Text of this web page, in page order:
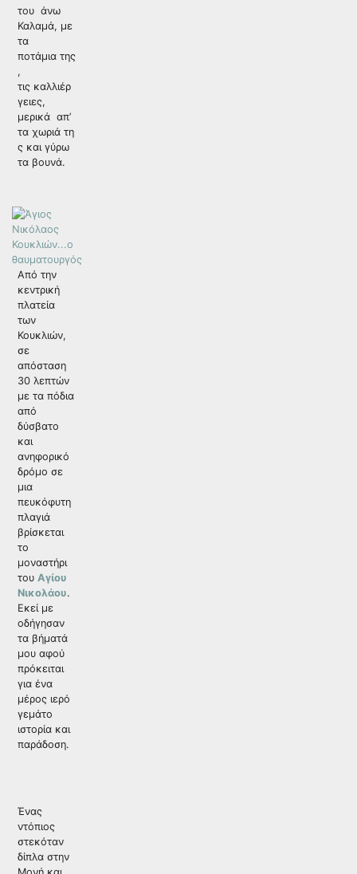
του άνω
Καλαμά, με
τα
ποτάμια της
,
τις καλλιέρ
γειες,
μερικά απ’
τα χωριά τη
ς και γύρω
τα βουνά.
Από την
κεντρική
πλατεία
των
Κουκλιών,
σε
απόσταση
30 λεπτών
με τα πόδια
από
δύσβατο
και
ανηφορικό
δρόμο σε
μια
πευκόφυτη
πλαγιά
βρίσκεται
το
μοναστήρι
του Αγίου
Νικολάου.
Εκεί με
οδήγησαν
τα βήματά
μου αφού
πρόκειται
για ένα
μέρος ιερό
γεμάτο
ιστορία και
παράδοση.
Ένας
ντόπιος
στεκόταν
δίπλα στην